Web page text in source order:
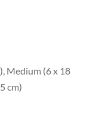
Medium (6 x 18
cm)